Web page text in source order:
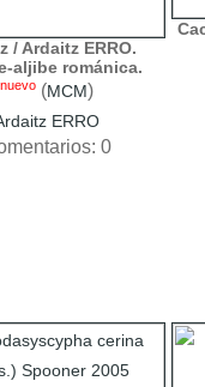
/ Ardaitz ERRO.
aljibe románica.
nuevo (MCM)
ERRO
0